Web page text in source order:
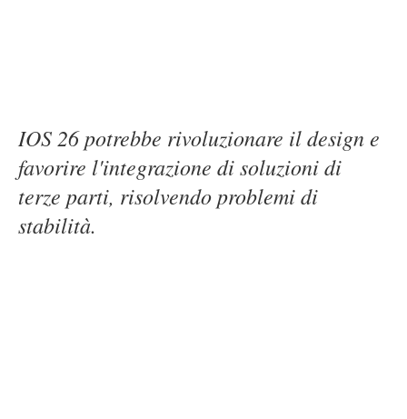
IOS 26 potrebbe rivoluzionare il design e
favorire l'integrazione di soluzioni di
terze parti, risolvendo problemi di
stabilità.